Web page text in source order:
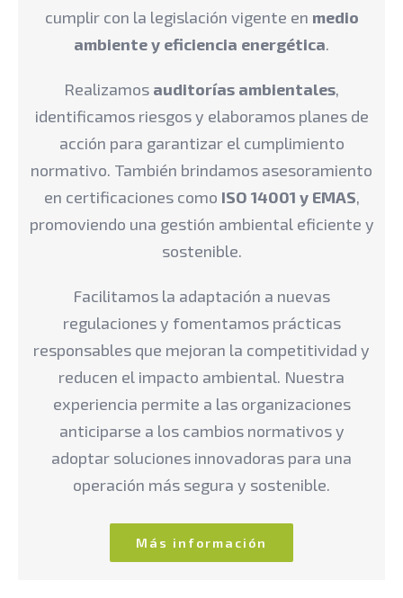
cumplir con la legislación vigente en medio
ambiente y eficiencia energética.
Realizamos auditorías ambientales,
identificamos riesgos y elaboramos planes de
acción para garantizar el cumplimiento
normativo. También brindamos asesoramiento
en certificaciones como ISO 14001 y EMAS,
promoviendo una gestión ambiental eficiente y
sostenible.
Facilitamos la adaptación a nuevas
regulaciones y fomentamos prácticas
responsables que mejoran la competitividad y
reducen el impacto ambiental. Nuestra
experiencia permite a las organizaciones
anticiparse a los cambios normativos y
adoptar soluciones innovadoras para una
operación más segura y sostenible.
Más información